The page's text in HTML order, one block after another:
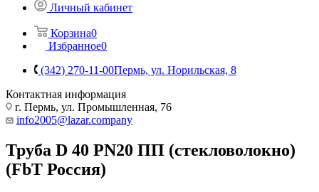
Личный кабинет
Корзина0
Избранное0
(342) 270-11-00Пермь, ул. Норильская, 8
Контактная информация
г. Пермь, ул. Промышленная, 76
info2005@lazar.company
Труба D 40 PN20 ПП (стекловолокно)
(FbT Россия)